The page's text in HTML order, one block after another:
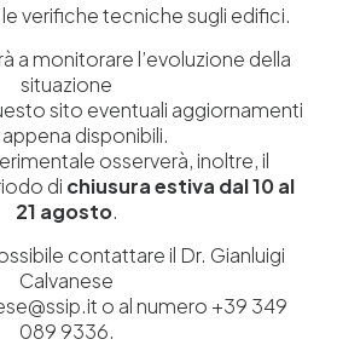
Maria Emanuela Errico, Marino…
Letture presso la Biblioteca
verifiche tecniche sugli edifici.
a monitorare l’evoluzione della
situazione
sito eventuali aggiornamenti
disponibili.
osserverà, inoltre, il
di chiusura estiva dal 10 al
21 agosto.
contattare il Dr. Gianluigi
Calvanese
o al numero +39 349
089 9336.